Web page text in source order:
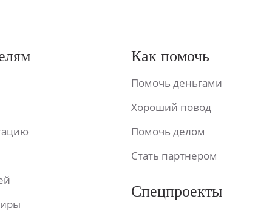
Как помочь
Помочь деньгами
Хороший повод
Помочь делом
Стать партнером
Спецпроекты